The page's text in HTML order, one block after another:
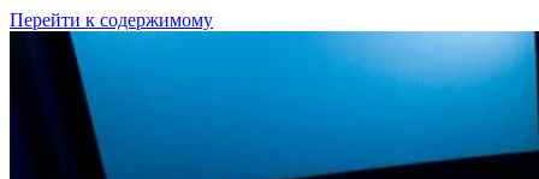
Перейти к содержимому